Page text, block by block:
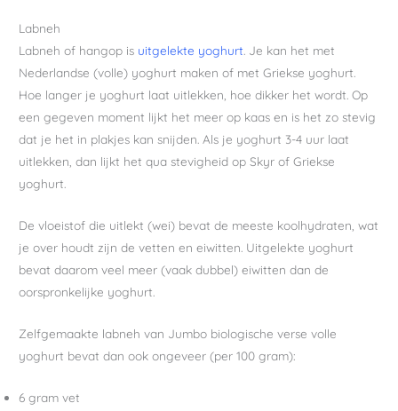
Labneh
Labneh of hangop is uitgelekte yoghurt. Je kan het met
Nederlandse (volle) yoghurt maken of met Griekse yoghurt.
Hoe langer je yoghurt laat uitlekken, hoe dikker het wordt. Op
een gegeven moment lijkt het meer op kaas en is het zo stevig
dat je het in plakjes kan snijden. Als je yoghurt 3-4 uur laat
uitlekken, dan lijkt het qua stevigheid op Skyr of Griekse
yoghurt.
De vloeistof die uitlekt (wei) bevat de meeste koolhydraten, wat
je over houdt zijn de vetten en eiwitten. Uitgelekte yoghurt
bevat daarom veel meer (vaak dubbel) eiwitten dan de
oorspronkelijke yoghurt.
Zelfgemaakte labneh van Jumbo biologische verse volle
yoghurt bevat dan ook ongeveer (per 100 gram):
6 gram vet